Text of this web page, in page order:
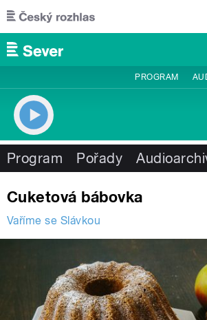
Přejít k hlavnímu obsahu
PROGRAM
Program Pořady
Cuketová bábovka
Vaříme se Slávkou